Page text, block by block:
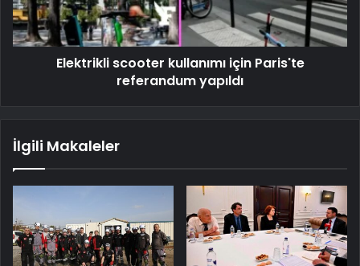
Elektrikli scooter kullanımı için Paris'te
referandum yapıldı
İlgili Makaleler